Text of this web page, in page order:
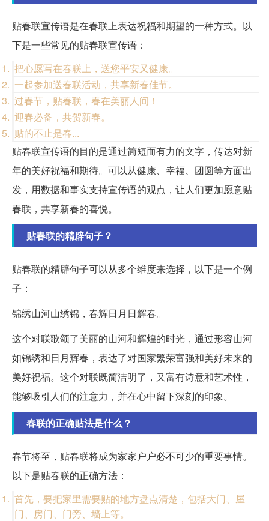
贴春联宣传语是在春联上表达祝福和期望的一种方式。以
下是一些常见的贴春联宣传语：
把心愿写在春联上，送您平安又健康。
一起参加送春联活动，共享新春佳节。
过春节，贴春联，春在美丽人间！
迎春必备，共贺新春。
贴的不止是春...
贴春联宣传语的目的是通过简短而有力的文字，传达对新
年的美好祝福和期待。可以从健康、幸福、团圆等方面出
发，用数据和事实支持宣传语的观点，让人们更加愿意贴
春联，共享新春的喜悦。
贴春联的精辟句子？
贴春联的精辟句子可以从多个维度来选择，以下是一个例
子：
锦绣山河山绣锦，春辉日月日辉春。
这个对联歌颂了美丽的山河和辉煌的时光，通过形容山河
如锦绣和日月辉春，表达了对国家繁荣富强和美好未来的
美好祝福。这个对联既简洁明了，又富有诗意和艺术性，
能够吸引人们的注意力，并在心中留下深刻的印象。
春联的正确贴法是什么？
春节将至，贴春联将成为家家户户必不可少的重要事情。
以下是贴春联的正确方法：
首先，要把家里需要贴的地方盘点清楚，包括大门、屋
门、房门、门旁、墙上等。